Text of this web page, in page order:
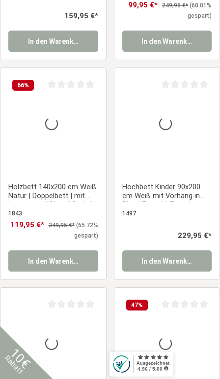
Regulärer Preis:
159,95 €*
In den Warenkorb
Verkaufspreis:
99,95 €* Regulärer Preis:
249,95 €* (60.01%
gespart)
In den Warenkorb
66%
Holzbett 140x200 cm Weiß
Natur | Doppelbett | mit
Lattenrost | Skandi Style |
Kind Jugend Gast
Schlafzimmer
1843
Verkaufspreis:
119,95 €* Regulärer Preis:
349,95 €* (65.72%
gespart)
In den Warenkorb
Hochbett Kinder 90x200
cm Weiß mit Vorhang in
Blau | Tunnel | Turm |
Rutsche | ohne Lattenrost
1497
Regulärer Preis:
229,95 €*
In den Warenkorb
47%
10€
Rabatt